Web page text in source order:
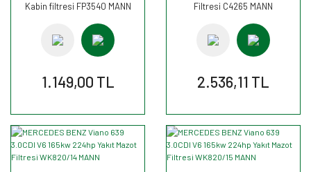
Kabin filtresi FP3540 MANN
1.149,00 TL
Filtresi C4265 MANN
2.536,11 TL